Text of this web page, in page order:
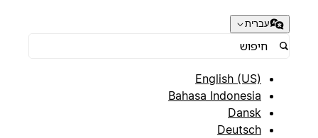
עברית
English (US)
Bahasa Indonesia
Dansk
Deutsch